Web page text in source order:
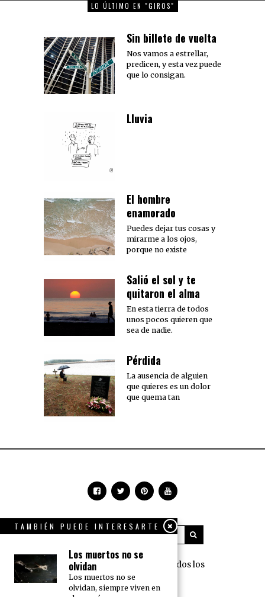
LO ÚLTIMO EN "GIROS"
Sin billete de vuelta
Nos vamos a estrellar,
predicen, y esta vez puede
que lo consigan.
Lluvia
El hombre
enamorado
Puedes dejar tus cosas y
mirarme a los ojos,
porque no existe
Salió el sol y te
quitaron el alma
En esta tierra de todos
unos pocos quieren que
sea de nadie.
Pérdida
La ausencia de alguien
que quieres es un dolor
que quema tan
360 Grados Press © 2018 Todos los
derechos reservados.
TAMBIÉN PUEDE INTERESARTE
Los muertos no se
olvidan
Los muertos no se
olvidan, siempre viven en